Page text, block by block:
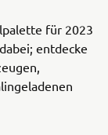
für 2023
entdecke